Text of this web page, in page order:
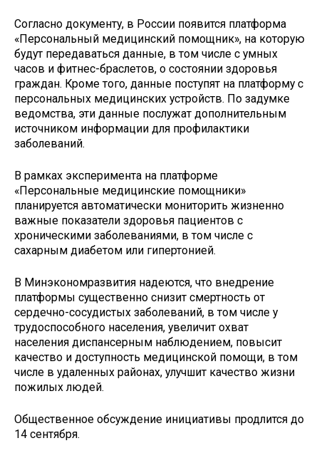
Согласно документу, в России появится платформа
«Персональный медицинский помощник», на которую
будут передаваться данные, в том числе с умных
часов и фитнес-браслетов, о состоянии здоровья
граждан. Кроме того, данные поступят на платформу с
персональных медицинских устройств. По задумке
ведомства, эти данные послужат дополнительным
источником информации для профилактики
заболеваний.
В рамках эксперимента на платформе
«Персональные медицинские помощники»
планируется автоматически мониторить жизненно
важные показатели здоровья пациентов с
хроническими заболеваниями, в том числе с
сахарным диабетом или гипертонией.
В Минэкономразвития надеются, что внедрение
платформы существенно снизит смертность от
сердечно-сосудистых заболеваний, в том числе у
трудоспособного населения, увеличит охват
населения диспансерным наблюдением, повысит
качество и доступность медицинской помощи, в том
числе в удаленных районах, улучшит качество жизни
пожилых людей.
Общественное обсуждение инициативы продлится до
14 сентября.